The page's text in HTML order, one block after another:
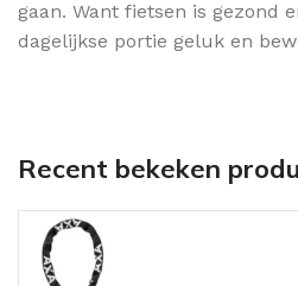
gaan. Want fietsen is gezond
dagelijkse portie geluk en
Recent bekeken